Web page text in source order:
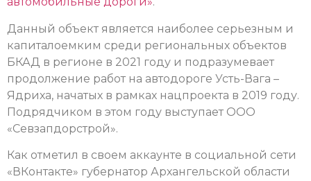
Данный объект является наиболее серьезным и
капиталоемким среди региональных объектов
БКАД в регионе в 2021 году и подразумевает
продолжение работ на автодороге Усть-Вага –
Ядриха, начатых в рамках нацпроекта в 2019 году.
Подрядчиком в этом году выступает ООО
«Севзапдорстрой».
Как отметил в своем аккаунте в социальной сети
«ВКонтакте» губернатор Архангельской области